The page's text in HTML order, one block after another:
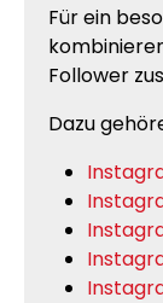
Für ein
Follower
Dazu